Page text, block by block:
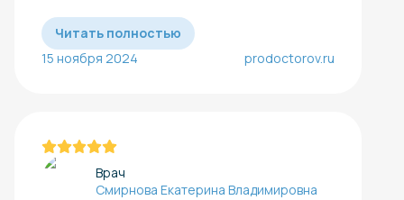
Читать полностью
15 ноября 2024
prodoctorov.ru
Врач
Смирнова Екатерина Владимировна